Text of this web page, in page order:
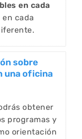
en cada
en cada
sobre
una oficina
obtener
programas y
orientación